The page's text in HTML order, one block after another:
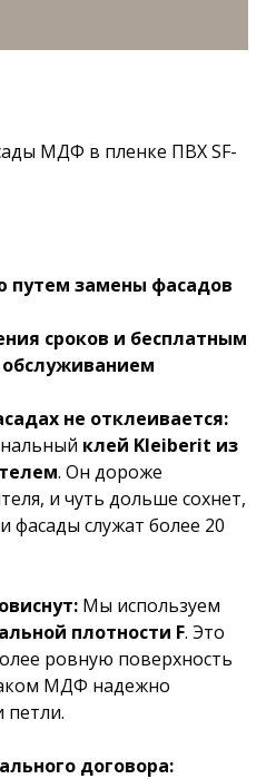
МДФ в пленке ПВХ SF-
путем замены фасадов
сроков и бесплатным
не отклеивается:
клей Kleiberit из
. Он дороже
и чуть дольше сохнет,
фасады служат более 20
Мы используем
плотности F. Это
ровную поверхность
МДФ надежно
петли.
договора: